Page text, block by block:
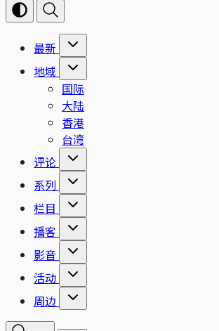
最新
地域
国际
大陆
香港
台湾
评论
系列
栏目
播客
影音
活动
周边